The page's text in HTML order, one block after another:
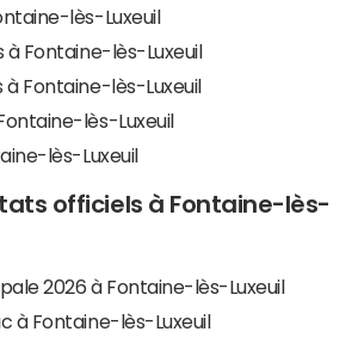
lès-Luxeuil
à Fontaine-lès-Luxeuil
à Fontaine-lès-Luxeuil
lès-Luxeuil
lès-Luxeuil
officiels à Fontaine-lès-
2026 à Fontaine-lès-Luxeuil
à Fontaine-lès-Luxeuil